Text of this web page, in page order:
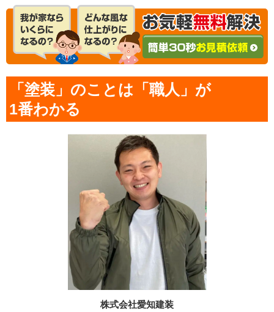
「塗装」のことは「職人」が
1番わかる
株式会社愛知建装